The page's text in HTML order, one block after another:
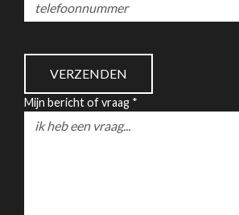
Mijn bericht of vraag *